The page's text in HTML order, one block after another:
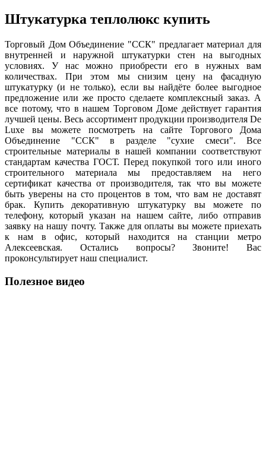
Штукатурка теплолюкс купить
Торговый Дом Объединение "ССК" предлагает материал для
внутренней и наружной штукатурки стен на выгодных
условиях. У нас можно приобрести его в нужных вам
количествах. При этом мы снизим цену на фасадную
штукатурку (и не только), если вы найдёте более выгодное
предложение или же просто сделаете комплексный заказ. А
все потому, что в нашем Торговом Доме действует гарантия
лучшей цены. Весь ассортимент продукции производителя De
Luxe вы можете посмотреть на сайте Торгового Дома
Объединение "ССК" в разделе "сухие смеси". Все
строительные материалы в нашей компании соответствуют
стандартам качества ГОСТ. Перед покупкой того или иного
строительного материала мы предоставляем на него
сертификат качества от производителя, так что вы можете
быть уверены на сто процентов в том, что вам не доставят
брак. Купить декоративную штукатурку вы можете по
телефону, который указан на нашем сайте, либо отправив
заявку на нашу почту. Также для оплаты вы можете приехать
к нам в офис, который находится на станции метро
Алексеевская. Остались вопросы? Звоните! Вас
проконсультирует наш специалист.
Полезное видео